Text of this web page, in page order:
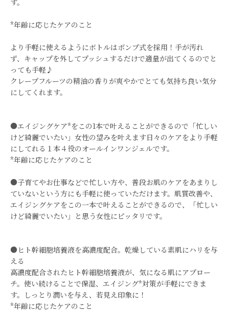
す。
*年齢に応じたケアのこと
より手軽に使えるようにボトルはポンプ式を採用！手が汚れ
ず、 キャップを外してプッシュするだけで適量が出てくるのでと
っても手軽♪
クレープフルーツの精油の香りが爽やかでとても気持ち良い気分
にしてくれます。
●エイジングケア*をこの1本で叶えることができるので「忙しい
けど綺麗でいたい」女性の望みを叶えます日々のケアをより手軽
にしてれる１本４役のオールインワンジェルです。
*年齢に応じたケアのこと
●子育てやお仕事などで忙しい方や、普段お肌のケアをあまりし
ていないという方にも手軽に使っていただけます。肌質改善や、
エイジングケアをこの一本で叶えることができるので、「忙しい
けど綺麗でいたい」と思う女性にピッタリです。
●ヒト幹細胞培養液を高濃度配合。乾燥している素肌にハリを与
える
高濃度配合されたヒト幹細胞培養液が、気になる肌にアプロー
チ。使い続けることで保湿、エイジング*対策が手軽にできま
す。しっとり潤いを与え、若見え印象に！
*年齢に応じたケアのこと